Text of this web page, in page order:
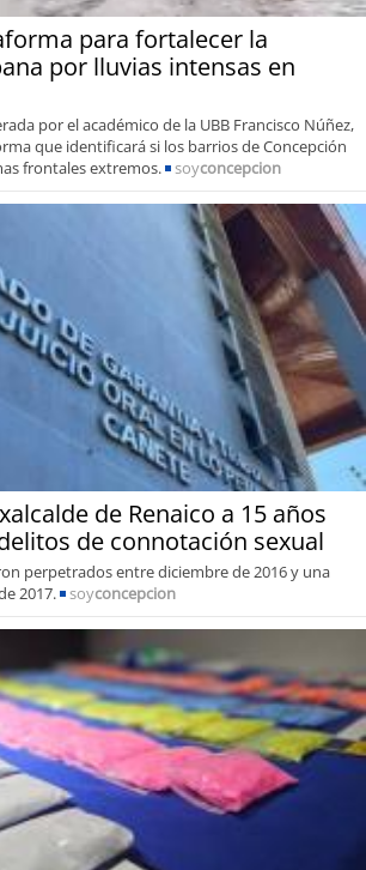
para fortalecer la
por lluvias intensas en
por el académico de la UBB Francisco Núñez,
que identificará si los barrios de Concepción
frontales extremos.
soyconcepcion
de Renaico a 15 años
de connotación sexual
perpetrados entre diciembre de 2016 y una
2017.
soyconcepcion